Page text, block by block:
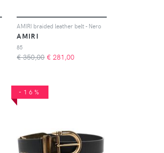
AMIRI braided leather belt - Nero
AMIRI
85
€ 350,00 € 281,00
-16%